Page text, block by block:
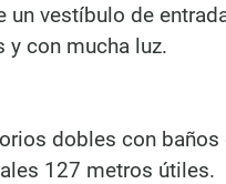
un vestíbulo de
con mucha luz.
dobles con
127 metros útiles.